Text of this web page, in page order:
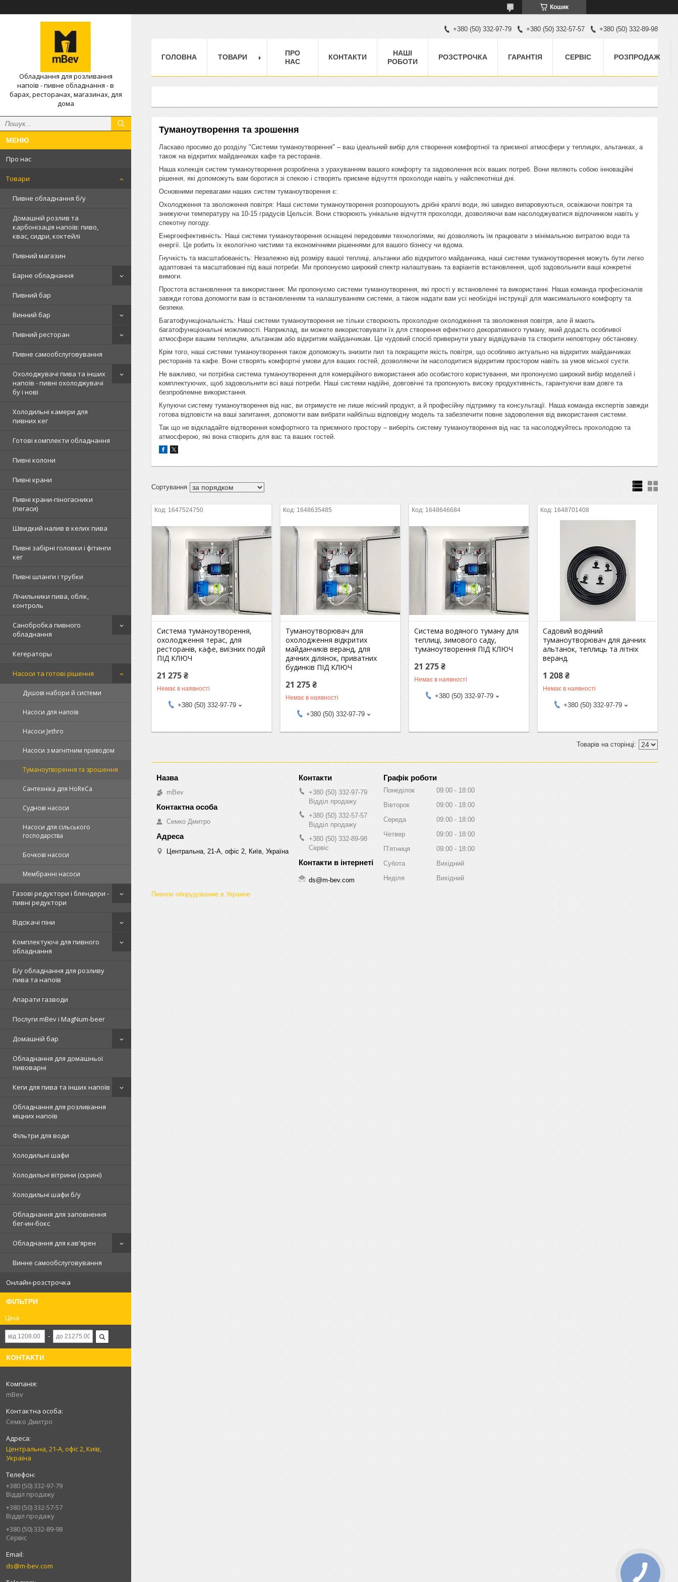
Кошик
Обладнання для розливання
напоїв - пивне обладнання - в
барах, ресторанах, магазинах, для
дома
Про нас
Товари
Пивне обладнання б/у
Домашній розлив та
карбонізація напоїв: пиво,
квас, сидри, коктейлі
Пивний магазин
Барне обладнання
Пивний бар
Винний бар
Пивний ресторан
Пивне самообслуговування
Охолоджувачі пива та інших
напоїв - пивні охолоджувачі
бу і нові
Холодильні камери для
пивних кег
Готові комплекти обладнання
Пивні колони
Пивні крани
Пивні крани-піногасники
(пегаси)
Швидкий налив в келих пива
Пивні забірні головки і фітинги
кег
Пивні шланги і трубки
Лічильники пива, облік,
контроль
Санобробка пивного
обладнання
Кегераторы
Насоси та готові рішення
Душові набори й системи
Насоси для напоїв
Насоси Jethro
Насоси з магнітним приводом
Туманоутворення та зрошення
Сантехніка для HoReCa
Суднові насоси
Насоси для сільського
господарства
Бочкові насоси
Мембранні насоси
Газові редуктори і блендери -
пивні редуктори
Відсікачі піни
Комплектуючі для пивного
обладнання
Б/у обладнання для розливу
пива та напоїв
Апарати газводи
Послуги mBev і MagNum-beer
Домашній бар
Обладнання для домашньої
пивоварні
Кеги для пива та інших напоїв
Обладнання для розливання
міцних напоїв
Фільтри для води
Холодильні шафи
Холодильні вітрини (скрині)
Холодильні шафи б/у
Обладнання для заповнення
бег-ин-бокс
Обладнання для кав'ярен
Винне самообслуговування
Онлайн-розстрочка
ФІЛЬТРИ
Ціна
КОНТАКТИ
mBev
Cемко Дмитро
Центральна, 21-А, офіс 2, Київ,
Україна
+380 (50) 332-97-79
Відділ продажу
+380 (50) 332-57-57
Відділ продажу
+380 (50) 332-89-98
Сервіс
ds@m-bev.com
+380 (50) 332-97-79 +380 (50) 332-57-57 +380 (50) 332-89-98
ГОЛОВНА ТОВАРИ
ПРО
НАС
КОНТАКТИ
НАШІ
РОБОТИ
РОЗСТРОЧКА ГАРАНТІЯ СЕРВІС РОЗПРОДАЖ
Туманоутворення та зрошення
Ласкаво просимо до розділу "Системи туманоутворення" – ваш ідеальний вибір для створення комфортної та приємної атмосфери у теплицях, альтанках, а
також на відкритих майданчиках кафе та ресторанів.
Наша колекція систем туманоутворення розроблена з урахуванням вашого комфорту та задоволення всіх ваших потреб. Вони являють собою інноваційні
рішення, які допоможуть вам боротися зі спекою і створять приємне відчуття прохолоди навіть у найспекотніші дні.
Основними перевагами наших систем туманоутворення є:
Охолодження та зволоження повітря: Наші системи туманоутворення розпорошують дрібні краплі води, які швидко випаровуються, освіжаючи повітря та
знижуючи температуру на 10-15 градусів Цельсія. Вони створюють унікальне відчуття прохолоди, дозволяючи вам насолоджуватися відпочинком навіть у
спекотну погоду.
Енергоефективність: Наші системи туманоутворення оснащені передовими технологіями, які дозволяють їм працювати з мінімальною витратою води та
енергії. Це робить їх екологічно чистими та економічними рішеннями для вашого бізнесу чи вдома.
Гнучкість та масштабованість: Незалежно від розміру вашої теплиці, альтанки або відкритого майданчика, наші системи туманоутворення можуть бути легко
адаптовані та масштабовані під ваші потреби. Ми пропонуємо широкий спектр налаштувань та варіантів встановлення, щоб задовольнити ваші конкретні
вимоги.
Простота встановлення та використання: Ми пропонуємо системи туманоутворення, які прості у встановленні та використанні. Наша команда професіоналів
завжди готова допомогти вам із встановленням та налаштуванням системи, а також надати вам усі необхідні інструкції для максимального комфорту та
безпеки.
Багатофункціональність: Наші системи туманоутворення не тільки створюють прохолодне охолодження та зволоження повітря, але й мають
багатофункціональні можливості. Наприклад, ви можете використовувати їх для створення ефектного декоративного туману, який додасть особливої
атмосфери вашим теплицям, альтанкам або відкритим майданчикам. Це чудовий спосіб привернути увагу відвідувачів та створити неповторну обстановку.
Крім того, наші системи туманоутворення також допоможуть знизити пил та покращити якість повітря, що особливо актуально на відкритих майданчиках
ресторанів та кафе. Вони створять комфортні умови для ваших гостей, дозволяючи їм насолодитися відкритим простором навіть за умов міської суєти.
Не важливо, чи потрібна система туманоутворення для комерційного використання або особистого користування, ми пропонуємо широкий вибір моделей і
комплектуючих, щоб задовольнити всі ваші потреби. Наші системи надійні, довговічні та пропонують високу продуктивність, гарантуючи вам довге та
безпроблемне використання.
Купуючи систему туманоутворення від нас, ви отримуєте не лише якісний продукт, а й професійну підтримку та консультації. Наша команда експертів завжди
готова відповісти на ваші запитання, допомогти вам вибрати найбільш відповідну модель та забезпечити повне задоволення від використання системи.
Так що не відкладайте відтворення комфортного та приємного простору – виберіть систему туманоутворення від нас та насолоджуйтесь прохолодою та
атмосферою, які вона створить для вас та ваших гостей.
1647524750
Система туманоутворення,
охолодження терас, для
ресторанів, кафе, виїзних подій
ПІД КЛЮЧ
21 275 ₴
Немає в наявності
+380 (50) 332-97-79
1648635485
Туманоутворювач для
охолодження відкритих
майданчиків веранд, для
дачних ділянок, приватних
будинків ПІД КЛЮЧ
21 275 ₴
Немає в наявності
+380 (50) 332-97-79
1648646684
Система водяного туману для
теплиці, зимового саду,
туманоутворення ПІД КЛЮЧ
21 275 ₴
Немає в наявності
+380 (50) 332-97-79
1648701408
Садовий водяний
туманоутворювач для дачних
альтанок, теплиць та літніх
веранд.
1 208 ₴
Немає в наявності
+380 (50) 332-97-79
mBev
Cемко Дмитро
Центральна, 21-А, офіс 2, Київ, Україна
+380 (50) 332-97-79
Відділ продажу
+380 (50) 332-57-57
Відділ продажу
+380 (50) 332-89-98
Сервіс
ds@m-bev.com
Графік роботи
Понеділок 09:00
18:00
Вівторок
09:00
18:00
Середа
09:00
18:00
Четвер
09:00
18:00
Пʼятниця
09:00
18:00
Субота
Вихідний
Неділя
Вихідний
Пивное оборудование в Украине